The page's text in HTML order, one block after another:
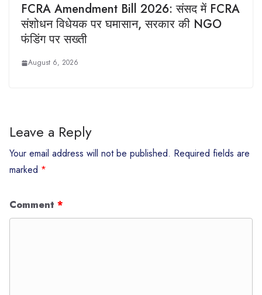
FCRA Amendment Bill 2026: संसद में FCRA
संशोधन विधेयक पर घमासान, सरकार की NGO
फंडिंग पर सख्ती
August 6, 2026
Leave a Reply
Your email address will not be published. Required fields are
marked *
Comment *